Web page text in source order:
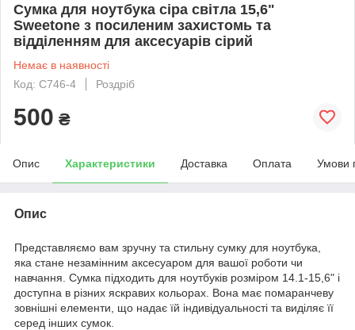
Сумка для ноутбука сіра світла 15,6"
Sweetone з посиленим захистомь та
відділенням для аксесуарів сірий
Немає в наявності
Код: С746-4
Роздріб
500 ₴
Опис Характеристики Доставка Оплата Умови
Опис
Представляємо вам зручну та стильну сумку для ноутбука,
яка стане незамінним аксесуаром для вашої роботи чи
навчання. Сумка підходить для ноутбуків розміром 14.1-15,6" і
доступна в різних яскравих кольорах. Вона має помаранчеву
зовнішні елементи, що надає їй індивідуальності та виділяє її
серед інших сумок.